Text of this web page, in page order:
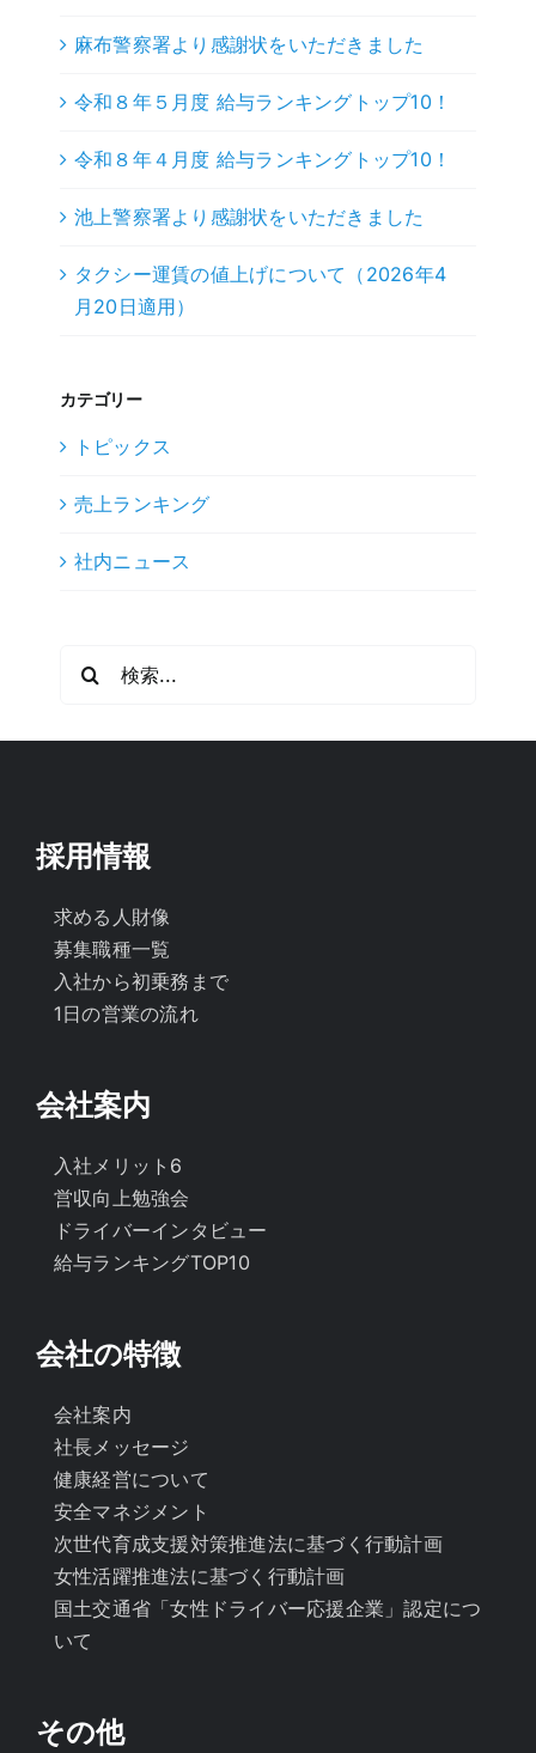
麻布警察署より感謝状をいただきました
令和８年５月度 給与ランキングトップ10！
令和８年４月度 給与ランキングトップ10！
池上警察署より感謝状をいただきました
タクシー運賃の値上げについて（2026年4
月20日適用）
カテゴリー
トピックス
売上ランキング
社内ニュース
採用情報
求める人財像
募集職種一覧
入社から初乗務まで
1日の営業の流れ
会社案内
入社メリット6
営収向上勉強会
ドライバーインタビュー
給与ランキングTOP10
会社の特徴
会社案内
社長メッセージ
健康経営について
安全マネジメント
次世代育成支援対策推進法に基づく行動計画
女性活躍推進法に基づく行動計画
国土交通省「女性ドライバー応援企業」認定につ
いて
その他